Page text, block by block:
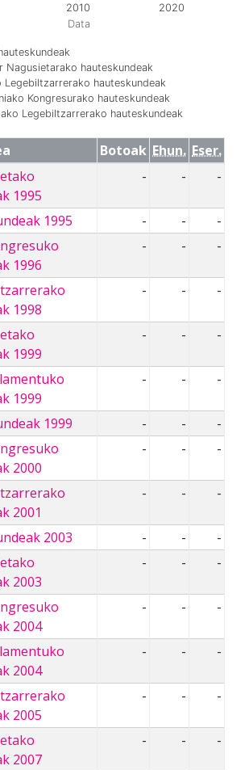
Data
Nagusietarako hauteskundeak
Legebiltzarrerako hauteskundeak
Kongresurako hauteskundeak
Legebiltzarrerako hauteskundeak
2010 2020
Botoak Ehun. Eser.
1995
- - -
1995 - -
-
1996
- - -
1998
- - -
1999
- - -
1999
- - -
1999 - -
-
2000
- - -
2001
- - -
2003 - -
-
2003
- - -
2004
- - -
2004
- - -
2005
- - -
2007
- - -